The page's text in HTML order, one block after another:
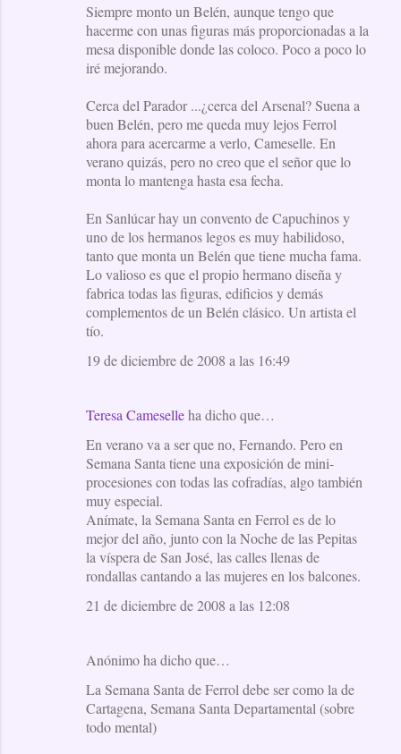
Siempre monto un Belén, aunque tengo que
hacerme con unas figuras más proporcionadas a la
mesa disponible donde las coloco. Poco a poco lo
iré mejorando.
Cerca del Parador ...¿cerca del Arsenal? Suena a
buen Belén, pero me queda muy lejos Ferrol
ahora para acercarme a verlo, Cameselle. En
verano quizás, pero no creo que el señor que lo
monta lo mantenga hasta esa fecha.
En Sanlúcar hay un convento de Capuchinos y
uno de los hermanos legos es muy habilidoso,
tanto que monta un Belén que tiene mucha fama.
Lo valioso es que el propio hermano diseña y
fabrica todas las figuras, edificios y demás
complementos de un Belén clásico. Un artista el
tío.
19 de diciembre de 2008 a las 16:49
Teresa Cameselleha dicho que…
En verano va a ser que no, Fernando. Pero en
Semana Santa tiene una exposición de mini-
procesiones con todas las cofradías, algo también
muy especial.
Anímate, la Semana Santa en Ferrol es de lo
mejor del año, junto con la Noche de las Pepitas
la víspera de San José, las calles llenas de
rondallas cantando a las mujeres en los balcones.
21 de diciembre de 2008 a las 12:08
Anónimo ha dicho que…
La Semana Santa de Ferrol debe ser como la de
Cartagena, Semana Santa Departamental (sobre
todo mental)